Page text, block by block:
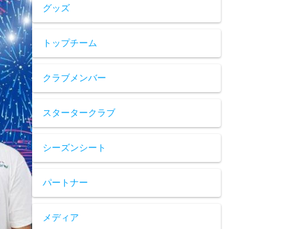
グッズ
トップチーム
クラブメンバー
スタータークラブ
シーズンシート
パートナー
メディア